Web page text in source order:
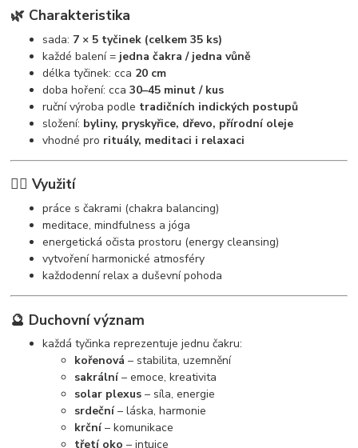
🌿 Charakteristika
sada: 7 × 5 tyčinek (celkem 35 ks)
každé balení = jedna čakra / jedna vůně
délka tyčinek: cca 20 cm
doba hoření: cca30–45 minut / kus
ruční výroba podle tradičních indických postupů
složení: byliny, pryskyřice, dřevo, přírodní oleje
vhodné pro rituály, meditaci i relaxaci
🧘‍♀️ Využití
práce s čakrami (chakra balancing)
meditace, mindfulness a jóga
energetická očista prostoru (energy cleansing)
vytvoření harmonické atmosféry
každodenní relax a duševní pohoda
🔮 Duchovní význam
každá tyčinka reprezentuje jednu čakru:
kořenová – stabilita, uzemnění
sakrální– emoce, kreativita
solar plexus – síla, energie
srdeční– láska, harmonie
krční– komunikace
třetí oko – intuice